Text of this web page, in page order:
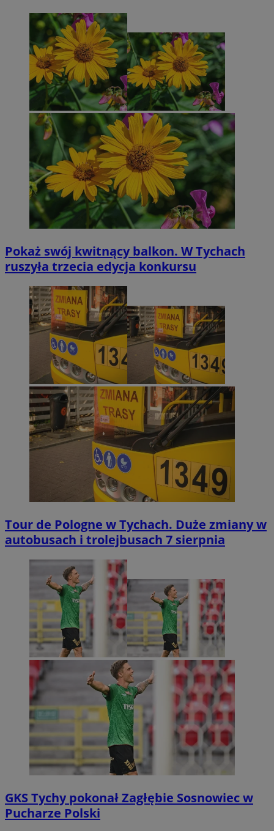
Pokaż swój kwitnący balkon. W Tychach
ruszyła trzecia edycja konkursu
Tour de Pologne w Tychach. Duże zmiany w
autobusach i trolejbusach 7 sierpnia
GKS Tychy pokonał Zagłębie Sosnowiec w
Pucharze Polski